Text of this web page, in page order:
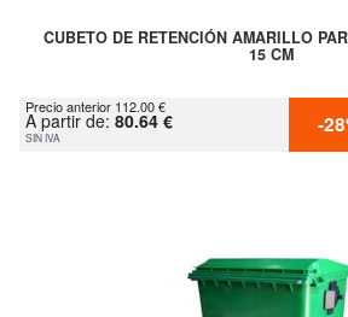
CUBETO DE RETENCIÓN AMARILLO
15 CM
Precio anterior 112.00 €
A partir de: 80.64 €
SIN IVA -